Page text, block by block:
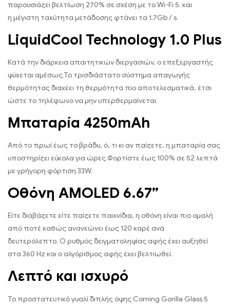
παρουσιάζει βελτίωση 270% σε σχέση με το Wi-Fi 5. και
η μέγιστη ταχύτητα μετάδοσης φτάνει τα 1.7Gb / s.
LiquidCool Technology 1.0 Plus
Κατά την διάρκεια απαιτητικών διεργασιών, ο επεξεργαστής
ψύχεται αμέσως.Το τρισδιάστατο σύστημα απαγωγής
θερμότητας διαχέει τη θερμότητα πιο αποτελεσματικά, έτσι
ώστε το τηλέφωνο να μην υπερθερμαίνεται.
Μπαταρία 4250mAh
Από το πρωί έως το βράδυ, ό, τι κι αν παίζετε, η μπαταρία σας
υποστηρίζει εύκολα για ώρες.Φορτίστε έως 100% σε 52 λεπτά
με γρήγορη φόρτιση 33W.
Οθόνη AMOLED 6.67”
Είτε διαβάζετε είτε παίζετε παιχνίδια, η οθόνη είναι πιο ομαλή
από ποτέ καθώς ανανεώνει έως 120 καρέ ανά
δευτερόλεπτο. Ο ρυθμός δειγματοληψίας αφής έχει αυξηθεί
στα 360 Hz και ο αλγόριθμος αφής έχει βελτιωθεί.
Λεπτό και ισχυρό
Το προστατευτικό γυαλί διπλής όψης Corning Gorilla Glass 5